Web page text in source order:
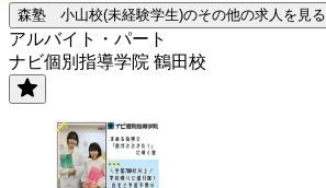
森塾 小山校(未経験学生)のその他の求人を見る
アルバイト・パート
ナビ個別指導学院 鶴田校